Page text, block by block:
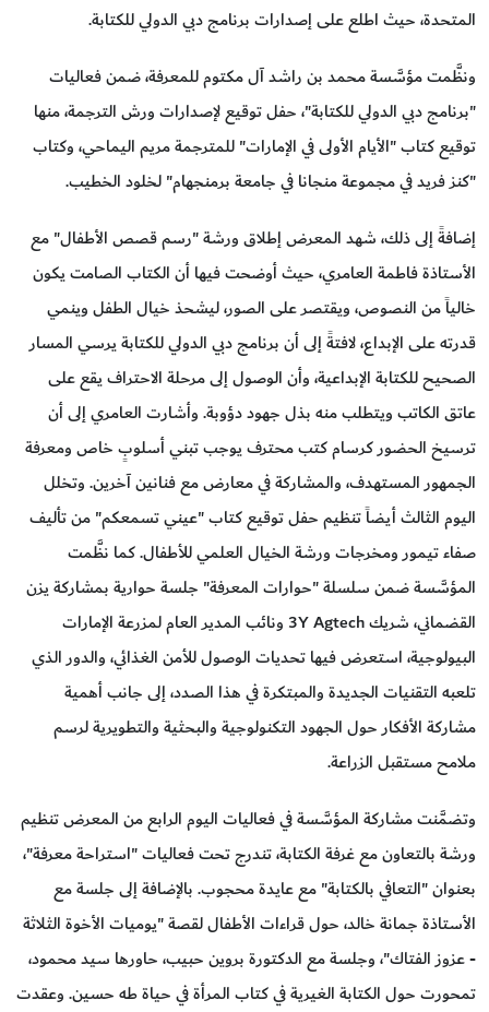
المتحدة، حيث اطلع على إصدارات برنامج دبي الدولي للكتابة.
ونظَّمت مؤسَّسة محمد بن راشد آل مكتوم للمعرفة، ضمن فعاليات
"برنامج دبي الدولي للكتابة"، حفل توقيع لإصدارات ورش الترجمة، منها
توقيع كتاب "الأيام الأولى في الإمارات" للمترجمة مريم اليماحي، وكتاب
"كنز فريد في مجموعة منجانا في جامعة برمنجهام" لخلود الخطيب.
إضافةً إلى ذلك، شهد المعرض إطلاق ورشة "رسم قصص الأطفال" مع
الأستاذة فاطمة العامري، حيث أوضحت فيها أن الكتاب الصامت يكون
خالياً من النصوص، ويقتصر على الصور، ليشحذ خيال الطفل وينمي
قدرته على الإبداع، لافتةً إلى أن برنامج دبي الدولي للكتابة يرسي المسار
الصحيح للكتابة الإبداعية، وأن الوصول إلى مرحلة الاحتراف يقع على
عاتق الكاتب ويتطلب منه بذل جهود دؤوبة. وأشارت العامري إلى أن
ترسيخ الحضور كرسام كتب محترف يوجب تبني أسلوبٍ خاص ومعرفة
الجمهور المستهدف، والمشاركة في معارض مع فنانين آخرين. وتخلل
اليوم الثالث أيضاً تنظيم حفل توقيع كتاب "عيني تسمعكم" من تأليف
صفاء تيمور ومخرجات ورشة الخيال العلمي للأطفال. كما نظَّمت
المؤسَّسة ضمن سلسلة "حوارات المعرفة" جلسة حوارية بمشاركة يزن
القضماني، شريك 3Y Agtech ونائب المدير العام لمزرعة الإمارات
البيولوجية، استعرض فيها تحديات الوصول للأمن الغذائي، والدور الذي
تلعبه التقنيات الجديدة والمبتكرة في هذا الصدد، إلى جانب أهمية
مشاركة الأفكار حول الجهود التكنولوجية والبحثية والتطويرية لرسم
ملامح مستقبل الزراعة.
وتضمَّنت مشاركة المؤسَّسة في فعاليات اليوم الرابع من المعرض تنظيم
ورشة بالتعاون مع غرفة الكتابة، تندرج تحت فعاليات "استراحة معرفة"،
بعنوان "التعافي بالكتابة" مع عايدة محجوب. بالإضافة إلى جلسة مع
الأستاذة جمانة خالد، حول قراءات الأطفال لقصة "يوميات الأخوة الثلاثة
- عزوز الفتاك"، وجلسة مع الدكتورة بروين حبيب، حاورها سيد محمود،
تمحورت حول الكتابة الغيرية في كتاب المرأة في حياة طه حسين. وعقدت